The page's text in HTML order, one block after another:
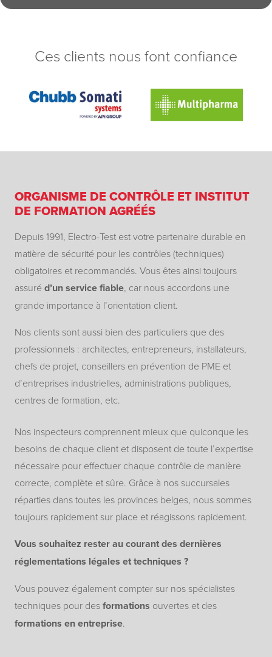
Ces clients nous font confiance
ORGANISME DE CONTRÔLE ET INSTITUT
DE FORMATION AGRÉÉS
Depuis 1991, Electro-Test est votre partenaire durable en
matière de sécurité pour les contrôles (techniques)
obligatoires et recommandés. Vous êtes ainsi toujours
assuré d’un service fiable, car nous accordons une
grande importance à l’orientation client.
Nos clients sont aussi bien des particuliers que des
professionnels : architectes, entrepreneurs, installateurs,
chefs de projet, conseillers en prévention de PME et
d’entreprises industrielles, administrations publiques,
centres de formation, etc.
Nos inspecteurs comprennent mieux que quiconque les
besoins de chaque client et disposent de toute l’expertise
nécessaire pour effectuer chaque contrôle de manière
correcte, complète et sûre. Grâce à nos succursales
réparties dans toutes les provinces belges, nous sommes
toujours rapidement sur place et réagissons rapidement.
Vous souhaitez rester au courant des dernières
réglementations légales et techniques ?
Vous pouvez également compter sur nos spécialistes
techniques pour desformations ouvertes et des
formations en entreprise.